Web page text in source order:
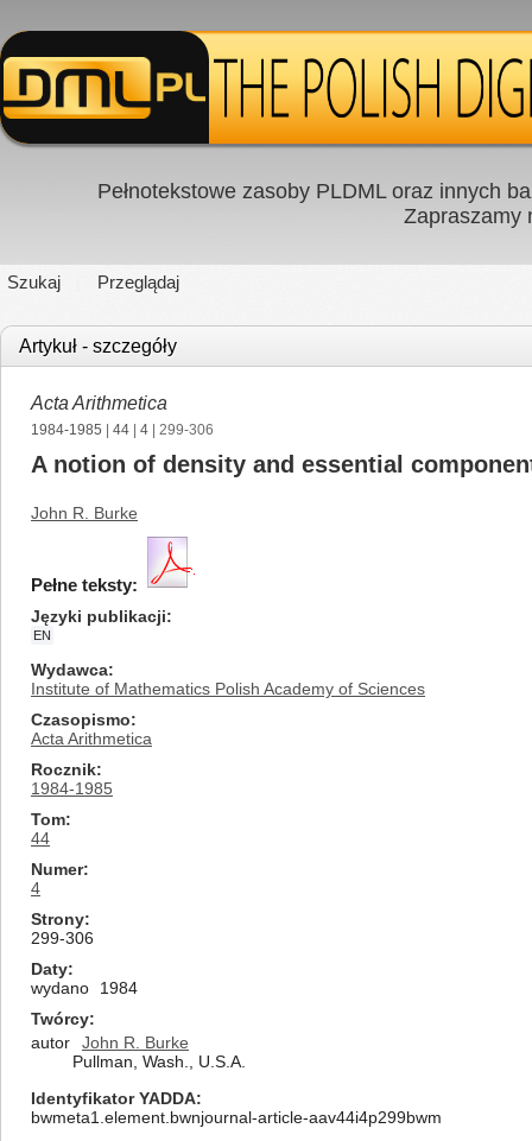
Pełnotekstowe zasoby PLDML oraz innych
Zapraszamy
Szukaj Przeglądaj
Artykuł - szczegóły
Acta Arithmetica
1984-1985 44 4 | 299-306
A notion of density and essential
John R. Burke
Pełne teksty:
Języki publikacji
EN
Wydawca
Institute of Mathematics Polish Academy of Sciences
Czasopismo
Acta Arithmetica
Rocznik
1984-1985
Tom
44
Numer
4
Strony
299-306
Daty
wydano
1984
Twórcy
autor
John R. Burke
Pullman, Wash., U.S.A.
Identyfikator YADDA
bwmeta1.element.bwnjournal-article-aav44i4p299bwm